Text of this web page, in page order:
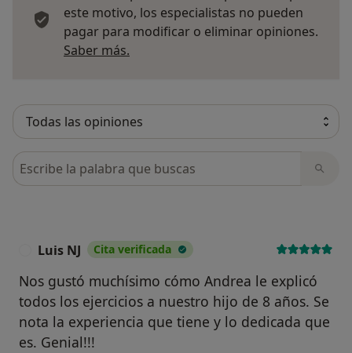
este motivo, los especialistas no pueden
pagar para modificar o eliminar opiniones.
Saber más.
Busca en opiniones
Luis NJ Cita verificada
Nos gustó muchísimo cómo Andrea le explicó
todos los ejercicios a nuestro hijo de 8 años. Se
nota la experiencia que tiene y lo dedicada que
es. Genial!!!